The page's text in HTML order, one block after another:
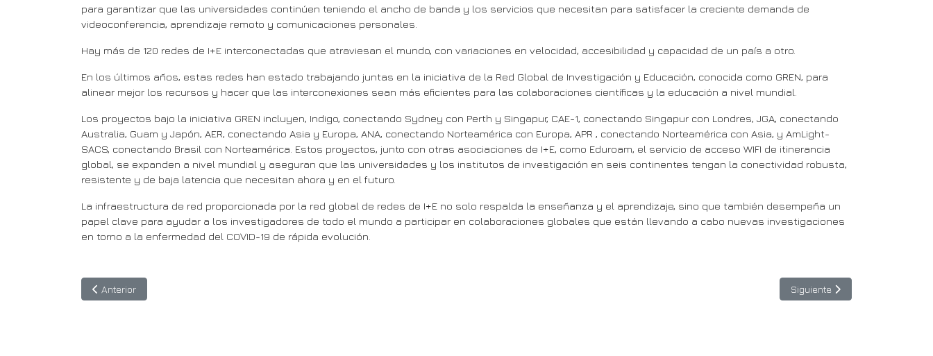
para garantizar que las universidades continúen teniendo el ancho de banda y los servicios que necesitan para satisfacer la creciente demanda de
videoconferencia, aprendizaje remoto y comunicaciones personales.
Hay más de 120 redes de I+E interconectadas que atraviesan el mundo, con variaciones en velocidad, accesibilidad y capacidad de un país a otro.
En los últimos años, estas redes han estado trabajando juntas en la iniciativa de la Red Global de Investigación y Educación, conocida como GREN, para
alinear mejor los recursos y hacer que las interconexiones sean más eficientes para las colaboraciones científicas y la educación a nivel mundial.
Los proyectos bajo la iniciativa GREN incluyen, Indigo, conectando Sydney con Perth y Singapur, CAE-1, conectando Singapur con Londres, JGA, conectando
Australia, Guam y Japón, AER, conectando Asia y Europa, ANA, conectando Norteamérica con Europa, APR , conectando Norteamérica con Asia, y AmLight-
SACS, conectando Brasil con Norteamérica. Estos proyectos, junto con otras asociaciones de I+E, como Eduroam, el servicio de acceso WIFI de itinerancia
global, se expanden a nivel mundial y aseguran que las universidades y los institutos de investigación en seis continentes tengan la conectividad robusta,
resistente y de baja latencia que necesitan ahora y en el futuro.
La infraestructura de red proporcionada por la red global de redes de I+E no solo respalda la enseñanza y el aprendizaje, sino que también desempeña un
papel clave para ayudar a los investigadores de todo el mundo a participar en colaboraciones globales que están llevando a cabo nuevas investigaciones
en torno a la enfermedad del COVID-19 de rápida evolución.
Artículo anterior: #UnidosContraElCoronavirus
Anterior Artículo siguiente: RedCLARA
Siguiente